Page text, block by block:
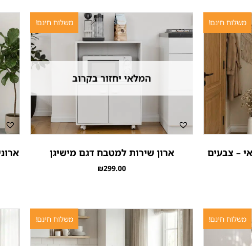
משלוח חינם!
– צבעים
משלוח חינם!
המלאי יחזור בקרוב
ארון שירות למטבח דגם מישיגן
₪299.00
משלוח חינם! משלוח חינם!